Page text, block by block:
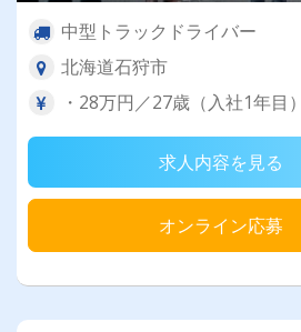
中型トラックドライバー
北海道石狩市
・28万円／27歳（入社1年目
求人内容を見る
オンライン応募